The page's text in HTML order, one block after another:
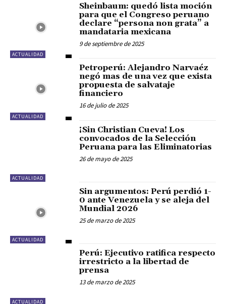
ACTUALIDAD
Sheinbaum: quedó lista moción
para que el Congreso peruano
declare “persona non grata” a
mandataria mexicana
9 de septiembre de 2025
ACTUALIDAD
Petroperú: Alejandro Narvaéz
negó mas de una vez que exista
propuesta de salvataje
financiero
16 de julio de 2025
ACTUALIDAD
¡Sin Christian Cueva! Los
convocados de la Selección
Peruana para las Eliminatorias
26 de mayo de 2025
ACTUALIDAD
Sin argumentos: Perú perdió 1-
0 ante Venezuela y se aleja del
Mundial 2026
25 de marzo de 2025
ACTUALIDAD
Perú: Ejecutivo ratifica respecto
irrestricto a la libertad de
prensa
13 de marzo de 2025